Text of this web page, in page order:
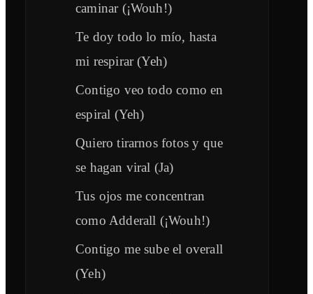
caminar (¡Wouh!)
Te doy todo lo mío, hasta
mi respirar (Yeh)
Contigo veo todo como en
espiral (Yeh)
Quiero tirarnos fotos y que
se hagan viral (Ja)
Tus ojos me concentran
como Adderall (¡Wouh!)
Contigo me sube el overall
(Yeh)